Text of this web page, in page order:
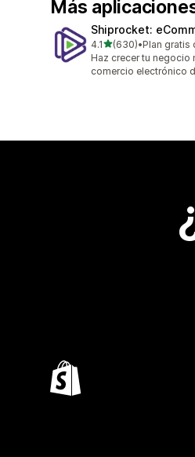
Más
Shiprocket:
4.1de 5 estrellas
(630)
630 reseñas en total
•Plan gratis
Haz crecer tu negocio
comercio electrónico